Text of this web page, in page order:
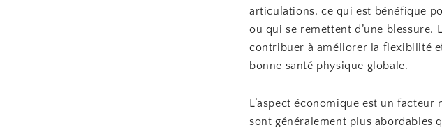
articulations, ce qui est bénéfique
ou qui se remettent d’une
contribuer à améliorer la flexibilité
bonne santé physique globale.
L’aspect économique est un
sont généralement plus abordables